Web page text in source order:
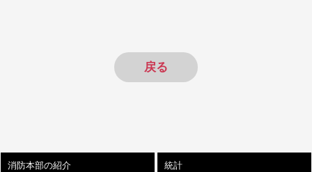
戻る
消防本部の紹介 統計